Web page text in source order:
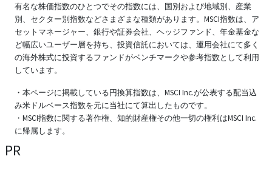
有名な株価指数のひとつでその指数には、国別および地域別、産業
別、セクター別指数などさまざまな種類があります。MSCI指数は、ア
セットマネージャー、銀行や証券会社、ヘッジファンド、年金基金な
ど幅広いユーザー層を持ち、投資信託においては、運用会社にて多く
の海外株式に投資するファンドがベンチマークや参考指数として利用
しています。
・本ページに掲載している円換算指数は、MSCI Inc.が公表する配当込
み米ドルベース指数を元に当社にて算出したものです。
・MSCI指数に関する著作権、知的財産権その他一切の権利はMSCI Inc.
に帰属します。
PR